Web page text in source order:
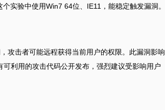
实验中使用Win7 64位、IE11，能稳定触发漏洞。
攻击者可能远程获得当前用户的权限。此漏洞影响
利用的攻击代码公开发布，强烈建议受影响用户